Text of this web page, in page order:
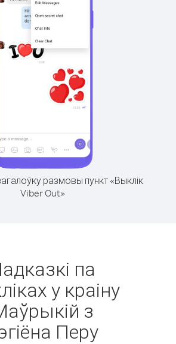
размовы пункт «Выклік
Viber Out»
па
у краіну
з
Перу